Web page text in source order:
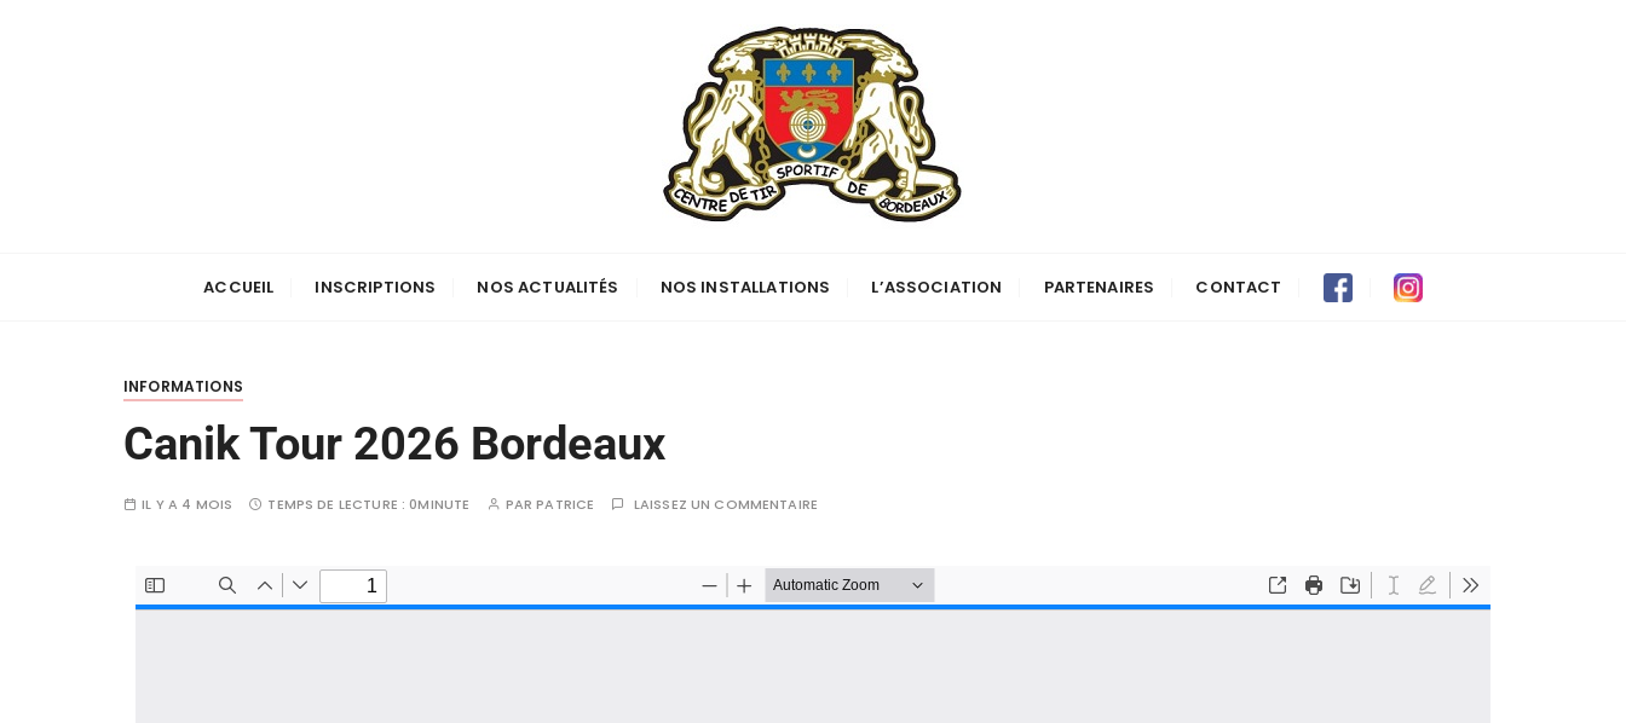
ACCUEIL INSCRIPTIONS NOS ACTUALITÉS NOS INSTALLATIONS L’ASSOCIATION PARTENAIRES CONTACT
INFORMATIONS
Canik Tour 2026 Bordeaux
IL Y A 4 MOIS TEMPS DE LECTURE : 0MINUTE PARPATRICE LAISSEZ UN COMMENTAIRE